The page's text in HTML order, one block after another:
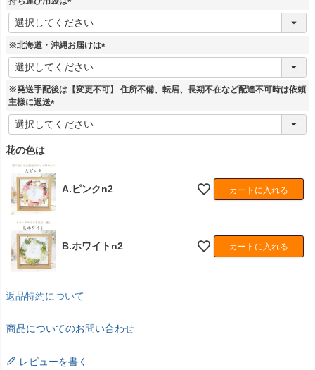
(
必
須
※北海道・沖縄お届けは
(
須
※発送手配後は【変更不可】 住所不備、転居、長期不在など配達不可時は依頼
主様に返送
(
必
花の色は
A.ピンクn2 カートに入れる
B.ホワイトn2 カートに入れる
返品特約について
商品についてのお問い合わせ
レビューを書く